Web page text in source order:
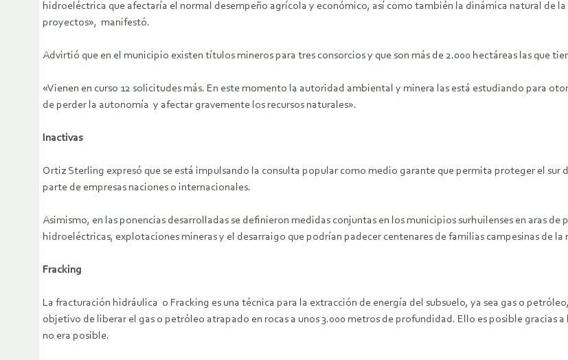
hidroeléctrica que afectaría el normal desempeño agrícola y económico, así como también la dinámica natural de
proyectos», manifestó.
Advirtió que en el municipio existen títulos mineros para tres consorcios y que son más de 2.000 hectáreas las que
«Vienen en curso 12 solicitudes más. En este momento la autoridad ambiental y minera las está estudiando para
de perder la autonomía y afectar gravemente los recursos naturales».
Inactivas
Ortiz Sterling expresó que se está impulsando la consulta popular como medio garante que permita proteger el
parte de empresas naciones o internacionales.
Asimismo, en las ponencias desarrolladas se definieron medidas conjuntas en los municipios surhuilenses en aras
hidroeléctricas, explotaciones mineras y el desarraigo que podrían padecer centenares de familias campesinas de la
Fracking
La fracturación hidráulica o Fracking es una técnica para la extracción de energía del subsuelo, ya sea gas o
objetivo de liberar el gas o petróleo atrapado en rocas a unos 3.000 metros de profundidad. Ello es posible gracias
no era posible.